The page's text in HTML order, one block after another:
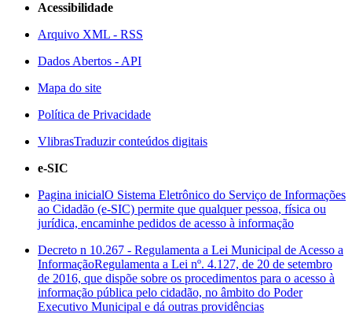
Acessibilidade
Arquivo XML - RSS
Dados Abertos - API
Mapa do site
Política de Privacidade
VlibrasTraduzir conteúdos digitais
e-SIC
Pagina inicialO Sistema Eletrônico do Serviço de Informações
ao Cidadão (e-SIC) permite que qualquer pessoa, física ou
jurídica, encaminhe pedidos de acesso à informação
Decreto n 10.267 - Regulamenta a Lei Municipal de Acesso a
InformaçãoRegulamenta a Lei nº. 4.127, de 20 de setembro
de 2016, que dispõe sobre os procedimentos para o acesso à
informação pública pelo cidadão, no âmbito do Poder
Executivo Municipal e dá outras providências